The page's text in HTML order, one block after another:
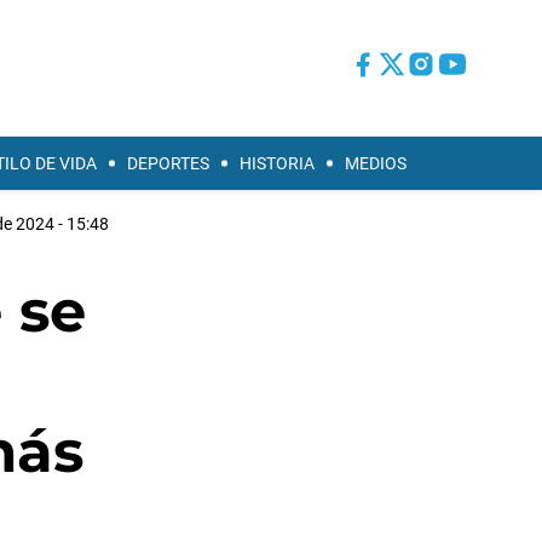
DE VIDA DEPORTES HISTORIA MEDIOS
2024 - 15:48